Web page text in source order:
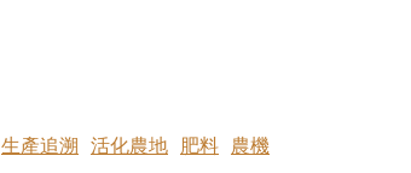
生產追溯 活化農地 肥料 農機